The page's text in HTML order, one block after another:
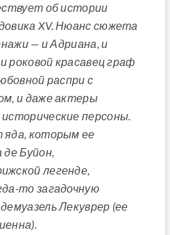
об истории
XV. Нюанс сюжета
— и Адриана, и
роковой красавец граф
распри с
и даже актеры
персоны.
которым ее
Буйон,
легенде,
то загадочную
Лекуврер (ее